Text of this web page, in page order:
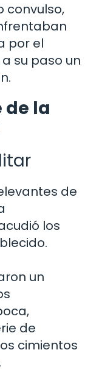
convulso,
por el
su paso un
de la
de
los
un
de
cimientos